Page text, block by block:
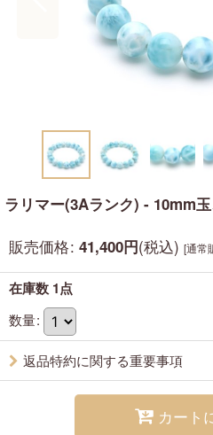
ラリマー(3Aランク) - 10mm
販売価格: 41,400円(税込) [通常
在庫数 1点
数量:
返品特約に関する重要事項
カート